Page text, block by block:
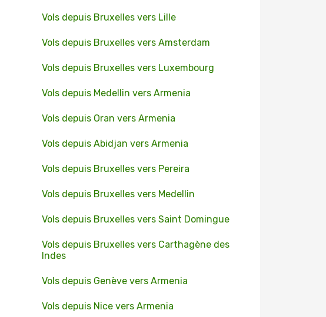
Vols depuis Bruxelles vers Lille
Vols depuis Bruxelles vers Amsterdam
Vols depuis Bruxelles vers Luxembourg
Vols depuis Medellin vers Armenia
Vols depuis Oran vers Armenia
Vols depuis Abidjan vers Armenia
Vols depuis Bruxelles vers Pereira
Vols depuis Bruxelles vers Medellin
Vols depuis Bruxelles vers Saint Domingue
Vols depuis Bruxelles vers Carthagène des
Indes
Vols depuis Genève vers Armenia
Vols depuis Nice vers Armenia